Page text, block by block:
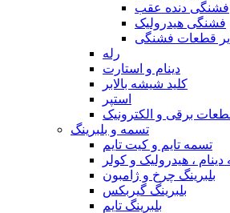
فشنگی دنده عقب
فشنگی هیدرولیک
قطعات فشنگی
رله
دینام و استارت
کلید شیشه بالابر
استپر
برقی و الکترونیک
تسمه و بلبرینگ
تسمه تایم و کیت تایم
، هیدرولیک و کولر
بلبرینگ چرخ و ژامبون
بلبرینگ گیربکس
بلبرینگ تایم